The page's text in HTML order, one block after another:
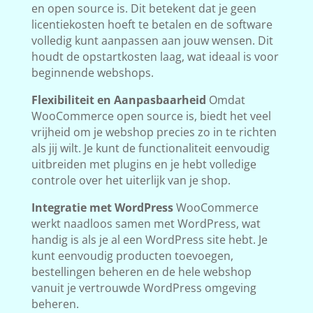
en open source is. Dit betekent dat je geen
licentiekosten hoeft te betalen en de software
volledig kunt aanpassen aan jouw wensen. Dit
houdt de opstartkosten laag, wat ideaal is voor
beginnende webshops.
Flexibiliteit en Aanpasbaarheid Omdat
WooCommerce open source is, biedt het veel
vrijheid om je webshop precies zo in te richten
als jij wilt. Je kunt de functionaliteit eenvoudig
uitbreiden met plugins en je hebt volledige
controle over het uiterlijk van je shop.
Integratie met WordPressWooCommerce
werkt naadloos samen met WordPress, wat
handig is als je al een WordPress site hebt. Je
kunt eenvoudig producten toevoegen,
bestellingen beheren en de hele webshop
vanuit je vertrouwde WordPress omgeving
beheren.